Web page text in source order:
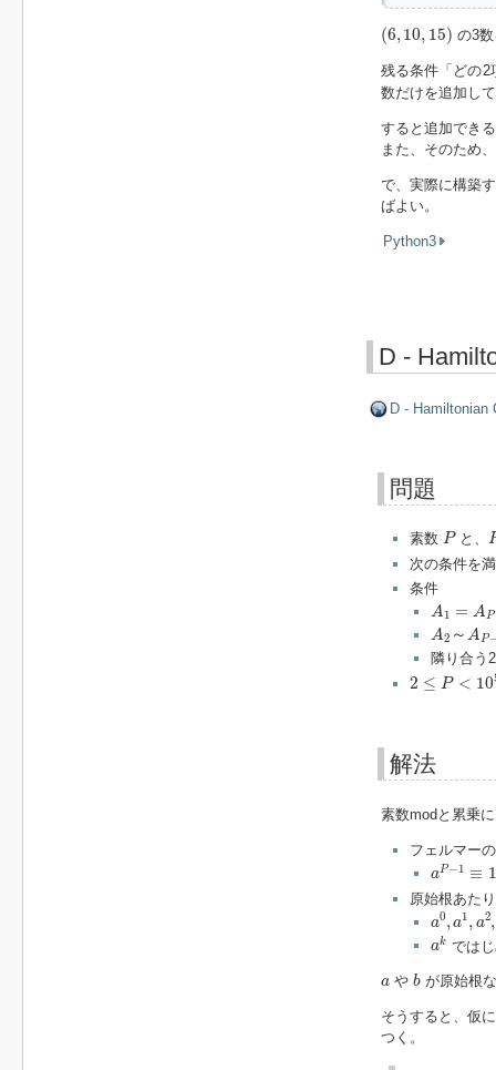
(6,10, 15)
(6, 10, 15) の3
残る条件「どの
数だけを追加し
すると追加でき
また、そのため
で、実際に構築
ばよい。
Python3
D -
D - Hamiltonian
問題
素数 P
Pと、
次の条件を
条件
A1 = AP
A P=
A2 ～ AP
A 2 A P
隣り合う
2 ≤ P < 10
2 <10
解法
素数modと累乗
フェルマー
aP−1 ≡ 1
P −1
原始根あた
a0,a1, a2,
a0 ,a1 a 2
akk
では
a
aや b
bが原始根
そうすると、仮
つく。